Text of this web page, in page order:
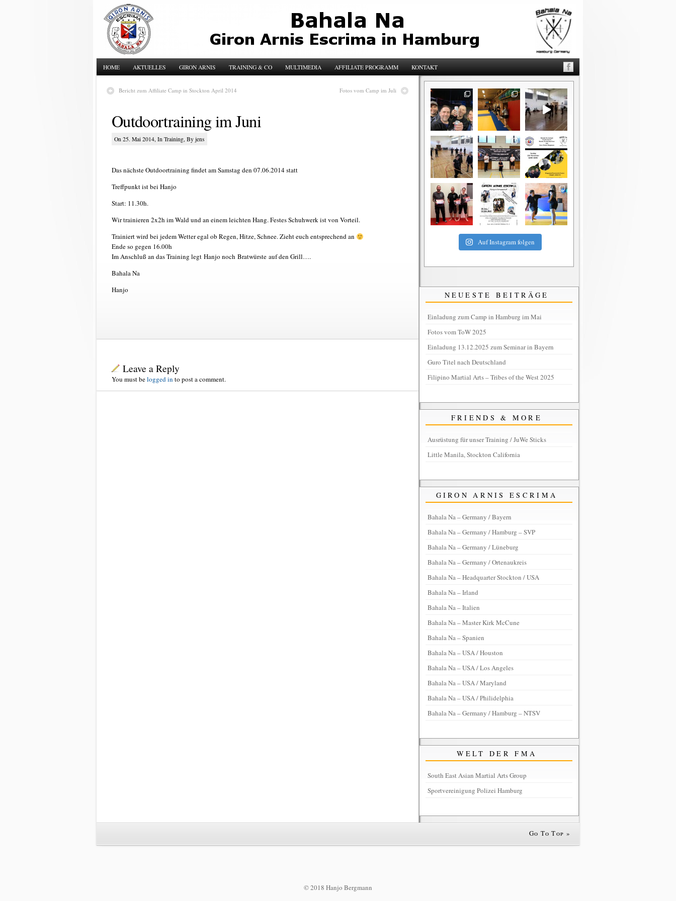
HOME AKTUELLES GIRON ARNIS TRAINING & CO MULTIMEDIA AFFILIATE PROGRAMM KONTAKT
Bericht zum Affiliate Camp in Stockton April 2014 Fotos vom Camp im Juli
Outdoortraining im Juni
On 25. Mai 2014, In Training, By jens
Das nächste Outdoortraining findet am Samstag den 07.06.2014 statt
Treffpunkt ist bei Hanjo
Start: 11.30h.
Wir trainieren 2x2h im Wald und an einem leichten Hang. Festes Schuhwerk ist von Vorteil.
Trainiert wird bei jedem Wetter egal ob Regen, Hitze, Schnee. Zieht euch entsprechend an
Ende so gegen 16.00h
Im Anschluß an das Training legt Hanjo noch Bratwürste auf den Grill….
Bahala Na
Hanjo
Leave a Reply
You must belogged in to post a comment.
Auf Instagram folgen
NEUESTE BEITRÄGE
Einladung zum Camp in Hamburg im Mai
Fotos vom ToW 2025
Einladung 13.12.2025 zum Seminar in Bayern
Guro Titel nach Deutschland
Filipino Martial Arts – Tribes of the West 2025
FRIENDS & MORE
Ausrüstung für unser Training / JuWe Sticks
Little Manila, Stockton California
GIRON ARNIS ESCRIMA
Bahala Na – Germany / Bayern
Bahala Na – Germany / Hamburg – SVP
Bahala Na – Germany / Lüneburg
Bahala Na – Germany / Ortenaukreis
Bahala Na – Headquarter Stockton / USA
Bahala Na – Irland
Bahala Na – Italien
Bahala Na – Master Kirk McCune
Bahala Na – Spanien
Bahala Na – USA / Houston
Bahala Na – USA / Los Angeles
Bahala Na – USA / Maryland
Bahala Na – USA / Philidelphia
Bahala Na – Germany / Hamburg – NTSV
WELT DER FMA
South East Asian Martial Arts Group
Sportvereinigung Polizei Hamburg
Go To Top »
© 2018 Hanjo Bergmann